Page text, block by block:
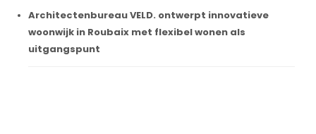
Architectenbureau VELD. ontwerpt innovatieve
woonwijk in Roubaix met flexibel wonen als
uitgangspunt